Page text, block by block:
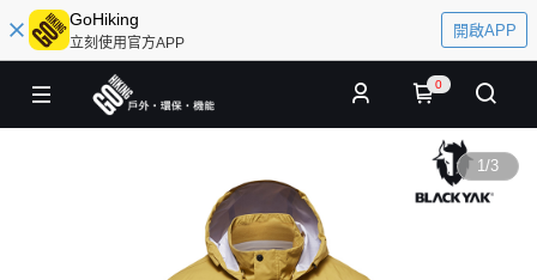
GoHiking
立刻使用官方APP
開啟APP
0
1/3